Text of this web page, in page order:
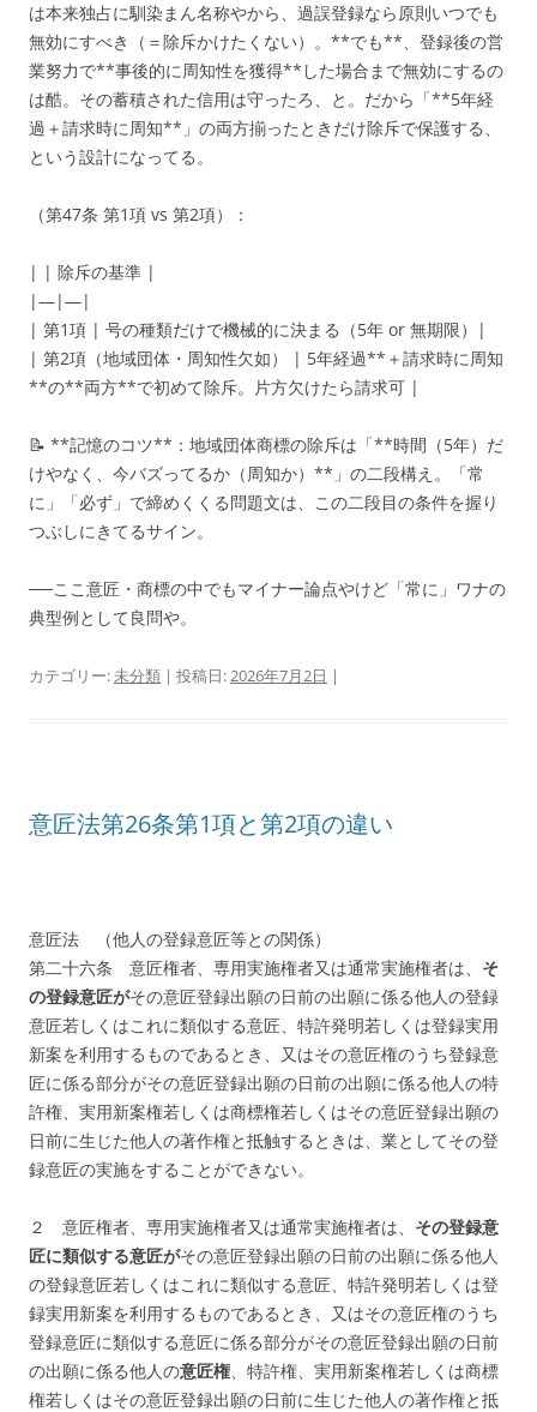
は本来独占に馴染まん名称やから、過誤登録なら原則いつでも
無効にすべき（＝除斥かけたくない）。**でも**、登録後の営
業努力で**事後的に周知性を獲得**した場合まで無効にするの
は酷。その蓄積された信用は守ったろ、と。だから「**5年経
過＋請求時に周知**」の両方揃ったときだけ除斥で保護する、
という設計になってる。
（第47条 第1項 vs 第2項）：
| | 除斥の基準 |
|—|—|
| 第1項 | 号の種類だけで機械的に決まる（5年 or 無期限）|
| 第2項（地域団体・周知性欠如） | 5年経過**＋請求時に周知
**の**両方**で初めて除斥。片方欠けたら請求可 |
📝 **記憶のコツ**：地域団体商標の除斥は「**時間（5年）だ
けやなく、今バズってるか（周知か）**」の二段構え。「常
に」「必ず」で締めくくる問題文は、この二段目の条件を握り
つぶしにきてるサイン。
──ここ意匠・商標の中でもマイナー論点やけど「常に」ワナの
典型例として良問や。
カテゴリー:未分類 | 投稿日:2026年7月2日 |
意匠法第26条第1項と第2項の違い
意匠法 （他人の登録意匠等との関係）
第二十六条 意匠権者、専用実施権者又は通常実施権者は、 そ
の登録意匠がその意匠登録出願の日前の出願に係る他人の登録
意匠若しくはこれに類似する意匠、特許発明若しくは登録実用
新案を利用するものであるとき、又はその意匠権のうち登録意
匠に係る部分がその意匠登録出願の日前の出願に係る他人の特
許権、実用新案権若しくは商標権若しくはその意匠登録出願の
日前に生じた他人の著作権と抵触するときは、業としてその登
録意匠の実施をすることができない。
２ 意匠権者、専用実施権者又は通常実施権者は、 その登録意
匠に類似する意匠がその意匠登録出願の日前の出願に係る他人
の登録意匠若しくはこれに類似する意匠、特許発明若しくは登
録実用新案を利用するものであるとき、又はその意匠権のうち
登録意匠に類似する意匠に係る部分がその意匠登録出願の日前
の出願に係る他人の意匠権、特許権、実用新案権若しくは商標
権若しくはその意匠登録出願の日前に生じた他人の著作権と抵